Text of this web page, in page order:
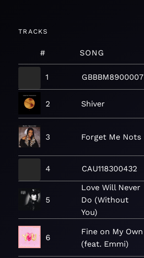
TRACKS
# SONG
1
GBBBM8900007
2 Shiver
3 Forget Me Nots
4 CAU118300432
5
Love Will Never
Do (Without
You)
6
Fine on My Own
(feat. Emmi)